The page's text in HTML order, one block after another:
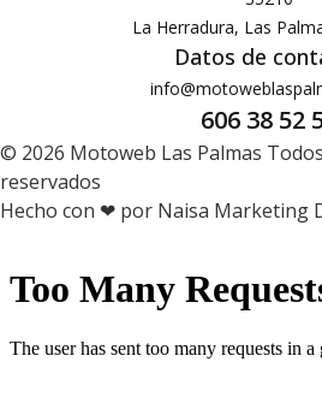
La Herradura, Las
Datos de
606 38 52
© 2026 Motoweb Las Palmas
reservados
Hecho con ❤ por Naisa Marketing